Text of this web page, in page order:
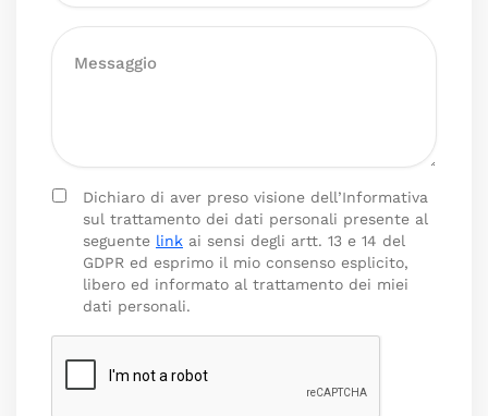
Dichiaro di aver preso visione dell’Informativa
sul trattamento dei dati personali presente al
seguente link ai sensi degli artt. 13 e 14 del
GDPR ed esprimo il mio consenso esplicito,
libero ed informato al trattamento dei miei
dati personali.